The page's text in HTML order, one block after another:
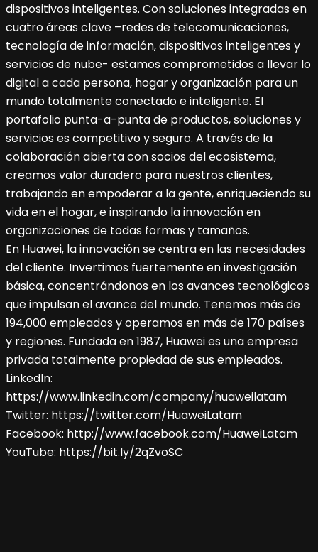
dispositivos inteligentes. Con soluciones integradas en
cuatro áreas clave –redes de telecomunicaciones,
tecnología de información, dispositivos inteligentes y
servicios de nube- estamos comprometidos a llevar lo
digital a cada persona, hogar y organización para un
mundo totalmente conectado e inteligente. El
portafolio punta-a-punta de productos, soluciones y
servicios es competitivo y seguro. A través de la
colaboración abierta con socios del ecosistema,
creamos valor duradero para nuestros clientes,
trabajando en empoderar a la gente, enriqueciendo su
vida en el hogar, e inspirando la innovación en
organizaciones de todas formas y tamaños.
En Huawei, la innovación se centra en las necesidades
del cliente. Invertimos fuertemente en investigación
básica, concentrándonos en los avances tecnológicos
que impulsan el avance del mundo. Tenemos más de
194,000 empleados y operamos en más de 170 países
y regiones. Fundada en 1987, Huawei es una empresa
privada totalmente propiedad de sus empleados.
LinkedIn:
https://www.linkedin.com/company/huaweilatam
Twitter: https://twitter.com/HuaweiLatam
Facebook: http://www.facebook.com/HuaweiLatam
YouTube: https://bit.ly/2qZvoSC